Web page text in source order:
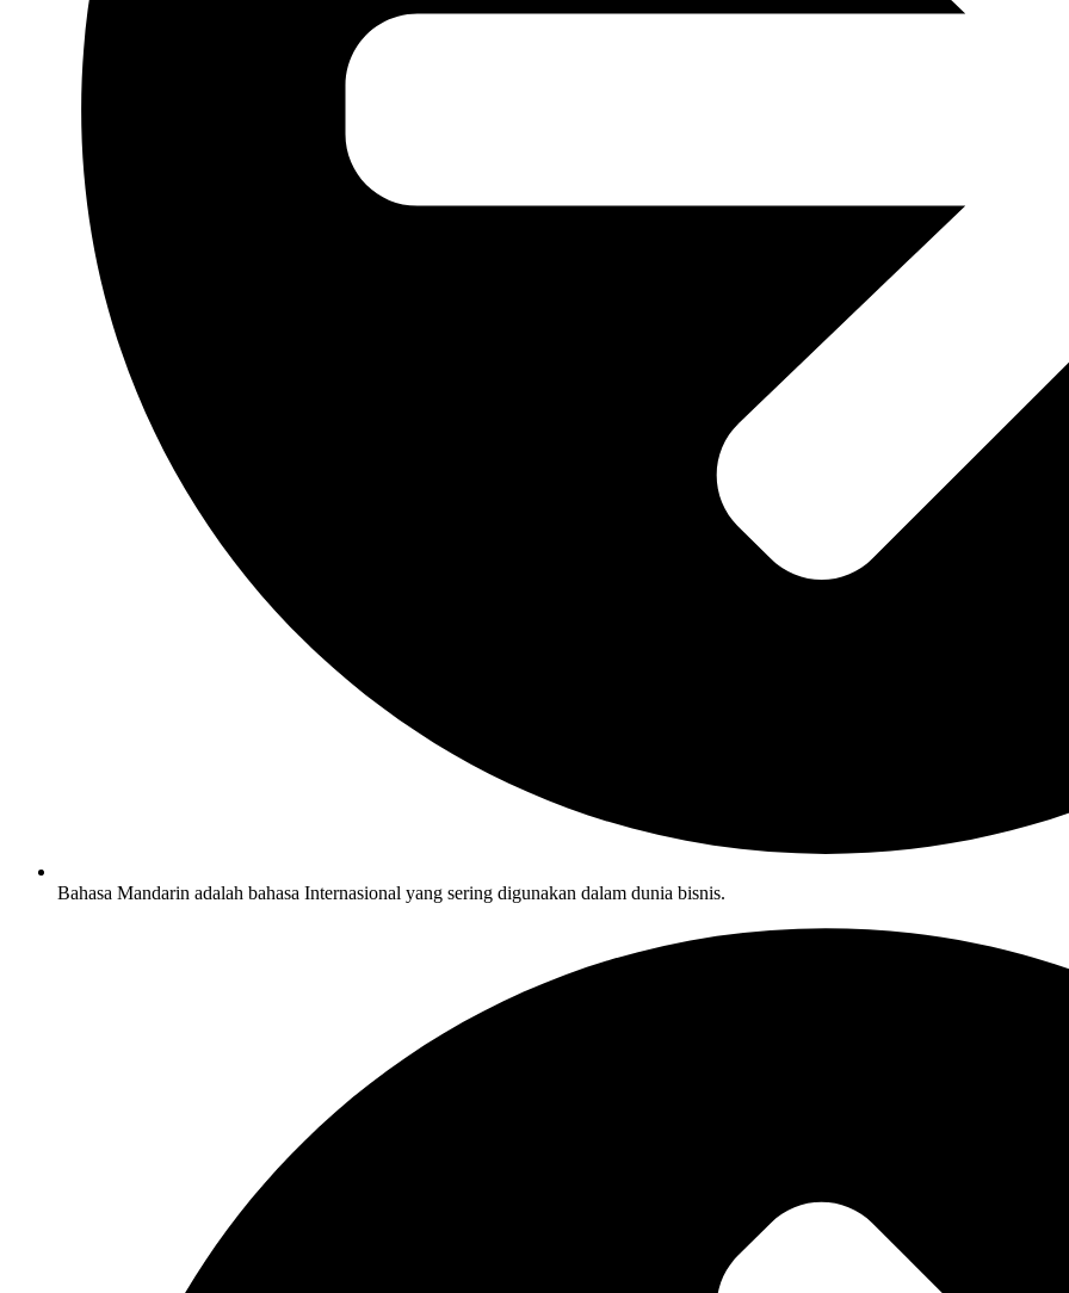
Bahasa Mandarin adalah bahasa Internasional yang sering digunakan dalam dunia bisnis.